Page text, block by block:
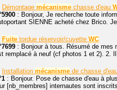
Démontage mécanisme chasse d'eau
: Bonjour, Je recherche toute
SIENNE acheté chez Brico.
Fuite tordue réservoir/cuvette WC
: Bonjour à tous. Résumé de mes
remplacé à neuf (cf photos 1 et 2). 2.
Installation mécanisme de chasse
: Bonjour. Pose de chasse d'eau à
[nb_membres] internautes sont